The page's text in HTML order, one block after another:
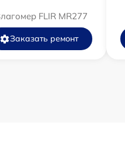
FLIR MR277
Заказать ремонт